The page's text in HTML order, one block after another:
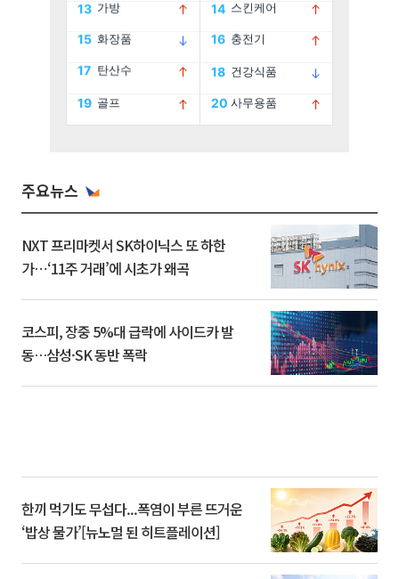
주요뉴스
NXT 프리마켓서 SK하이닉스 또 하한
가⋯‘11주 거래’에 시초가 왜곡
코스피, 장중 5%대 급락에 사이드카 발
동…삼성·SK 동반 폭락
한끼 먹기도 무섭다...폭염이 부른 뜨거운
‘밥상 물가’[뉴노멀 된 히트플레이션]